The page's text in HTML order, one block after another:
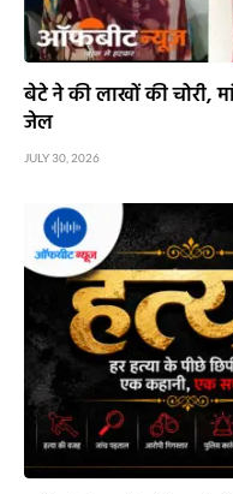
बेटे ने की लाखों की चोरी,
जेल
JULY 30, 2026